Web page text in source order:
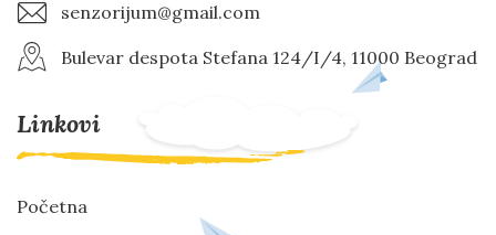
senzorijum@gmail.com
Bulevar despota Stefana 124/I/4, 11000 Beograd
Linkovi
Početna